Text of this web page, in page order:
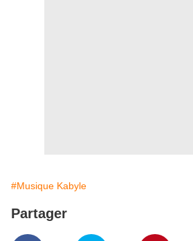
#Musique Kabyle
Partager